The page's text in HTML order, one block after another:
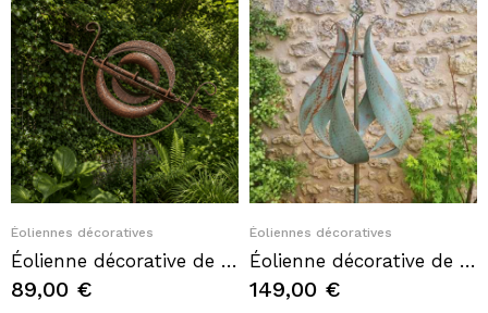
Quick View
Éoliennes décoratives
Éolienne décorative de jardin sphère armillaire en métal finition rouille – H212 x L68 cm, Ø100 cm
89,00 €
Quick View
Éoliennes décoratives
Éolienne décorative de jardin en fer forme tulipe modèle CHEVERNY
149,00 €